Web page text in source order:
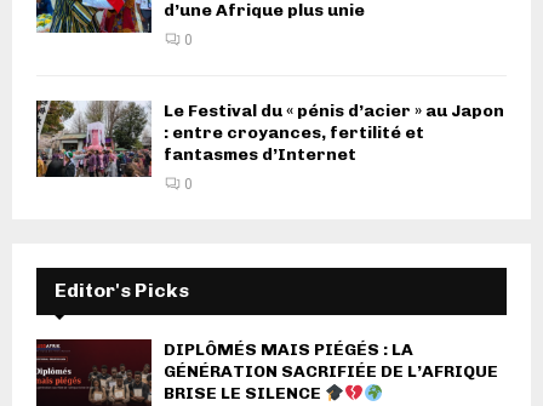
d’une Afrique plus unie
0
Le Festival du « pénis d’acier » au Japon
: entre croyances, fertilité et
fantasmes d’Internet
0
Editor's Picks
DIPLÔMÉS MAIS PIÉGÉS : LA
GÉNÉRATION SACRIFIÉE DE L’AFRIQUE
BRISE LE SILENCE